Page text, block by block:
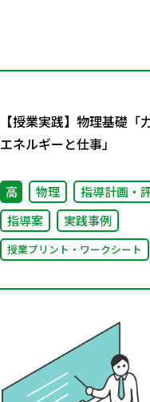
【授業実践】物理基礎「
エネルギーと仕事」
高 物理
指導計画・
指導案
実践事例
授業プリント・ワークシート